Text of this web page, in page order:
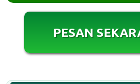
PESAN